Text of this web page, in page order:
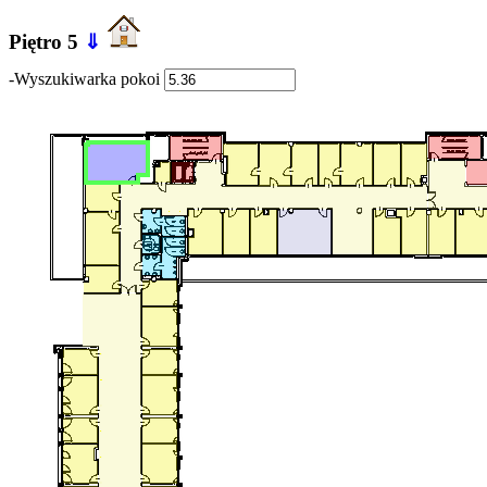
Piętro 5 ⇓
-Wyszukiwarka pokoi